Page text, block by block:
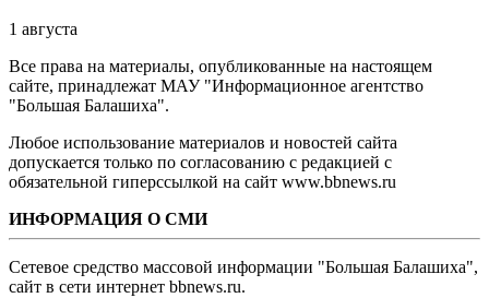
1 августа
Все права на материалы, опубликованные на настоящем
сайте, принадлежат МАУ "Информационное агентство
"Большая Балашиха".
Любое использование материалов и новостей сайта
допускается только по согласованию с редакцией с
обязательной гиперссылкой на сайт www.bbnews.ru
ИНФОРМАЦИЯ О СМИ
Сетевое средство массовой информации "Большая Балашиха",
сайт в сети интернет bbnews.ru.